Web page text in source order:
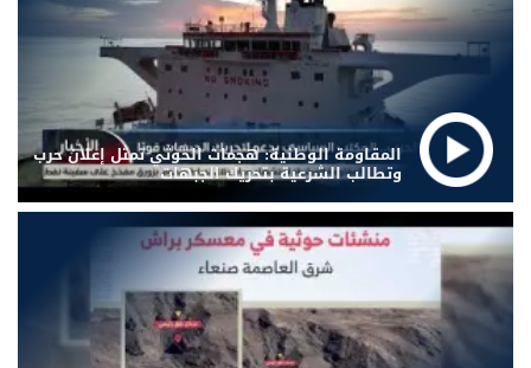
المقاومة الوطنية: هجمات الحوثي تمثل إعلان حرب
وتطالب الشرعية بتحريك الجبهات